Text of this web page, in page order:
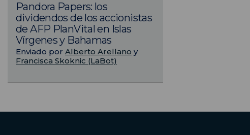
Pandora Papers: los
dividendos de los accionistas
de AFP PlanVital en Islas
Vírgenes y Bahamas
Enviado por Alberto Arellano y
Francisca Skoknic (LaBot)